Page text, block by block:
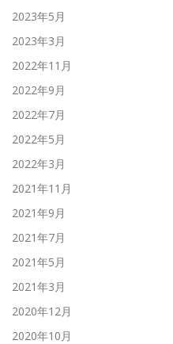
2023年5月
2023年3月
2022年11月
2022年9月
2022年7月
2022年5月
2022年3月
2021年11月
2021年9月
2021年7月
2021年5月
2021年3月
2020年12月
2020年10月